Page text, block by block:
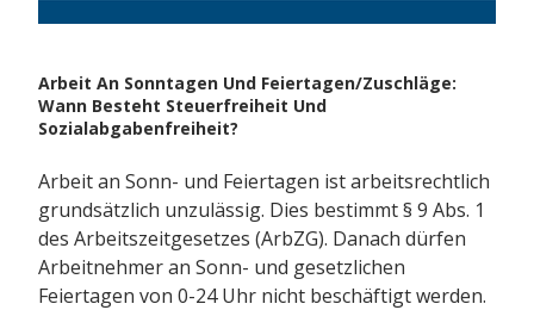
Arbeit An Sonntagen Und Feiertagen/Zuschläge:
Wann Besteht Steuerfreiheit Und
Sozialabgabenfreiheit?
Arbeit an Sonn- und Feiertagen ist arbeitsrechtlich
grundsätzlich unzulässig. Dies bestimmt § 9 Abs. 1
des Arbeitszeitgesetzes (ArbZG). Danach dürfen
Arbeitnehmer an Sonn- und gesetzlichen
Feiertagen von 0-24 Uhr nicht beschäftigt werden.